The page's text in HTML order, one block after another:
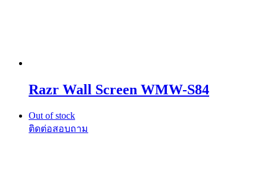
Razr Wall Screen WMW-S84
Out of stock